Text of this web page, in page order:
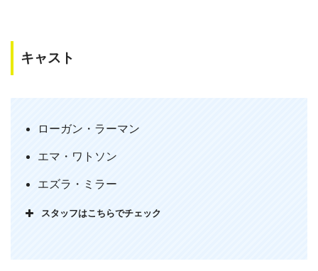
— Mikey (@mikey_1002)
2016
キャスト
ローガン・ラーマン
エマ・ワトソン
エズラ・ミラー
スタッフはこちらでチェック